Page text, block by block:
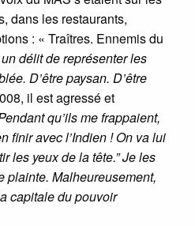
dans les restaurants,
: « Traîtres. Ennemis du
un délit de représenter les
D’être paysan. D’être
il est agressé et
qu’ils me frappaient,
finir avec l’Indien ! On va lui
les yeux de la tête.” Je les
plainte. Malheureusement,
capitale du pouvoir